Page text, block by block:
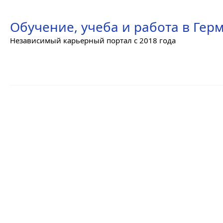
content
Обучение, учеба и работа в
Независимый карьерный портал с 2018 года